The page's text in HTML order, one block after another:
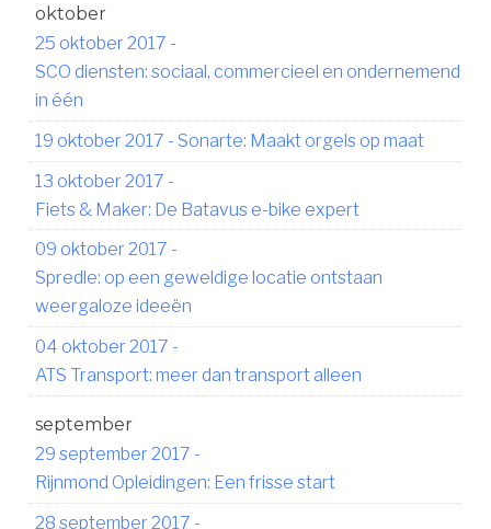
oktober
25 oktober 2017 -
SCO diensten: sociaal, commercieel en ondernemend
in één
19 oktober 2017 - Sonarte: Maakt orgels op maat
13 oktober 2017 -
Fiets & Maker: De Batavus e-bike expert
09 oktober 2017 -
Spredle: op een geweldige locatie ontstaan
weergaloze ideeën
04 oktober 2017 -
ATS Transport: meer dan transport alleen
september
29 september 2017 -
Rijnmond Opleidingen: Een frisse start
28 september 2017 -